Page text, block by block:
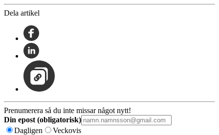
Dela artikel
Prenumerera så du inte missar något nytt!
Din epost (obligatorisk)
Dagligen
Veckovis